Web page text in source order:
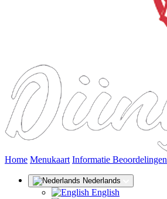
Home Menukaart Informatie Beoordelingen
Nederlands
English